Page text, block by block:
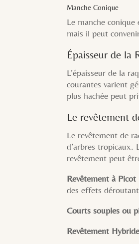
Manche Conique
Le manche
mais il peut
Épaisseur de la
L’épaisseur de la
courantes varient
plus hachée peut
Le revêtement
Le revêtement de
d’arbres tropicaux.
revêtement peut
Revêtement à
des effets
Courts souples ou
Revêtement